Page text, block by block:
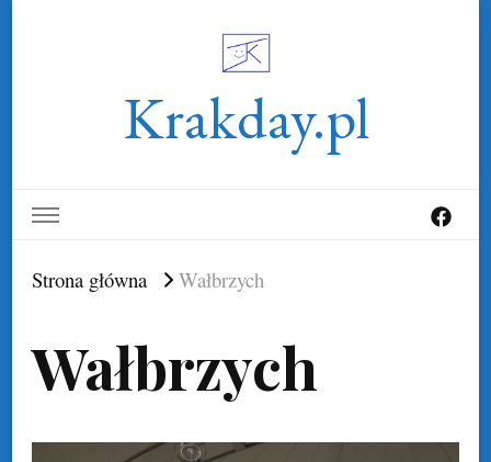
Krakday.pl
Strona główna Wałbrzych
Wałbrzych